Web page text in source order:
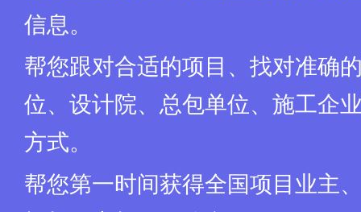
信息。
帮您跟对合适的项目、找对准确
位、设计院、总包单位、施工企
方式。
帮您第一时间获得全国项目业主